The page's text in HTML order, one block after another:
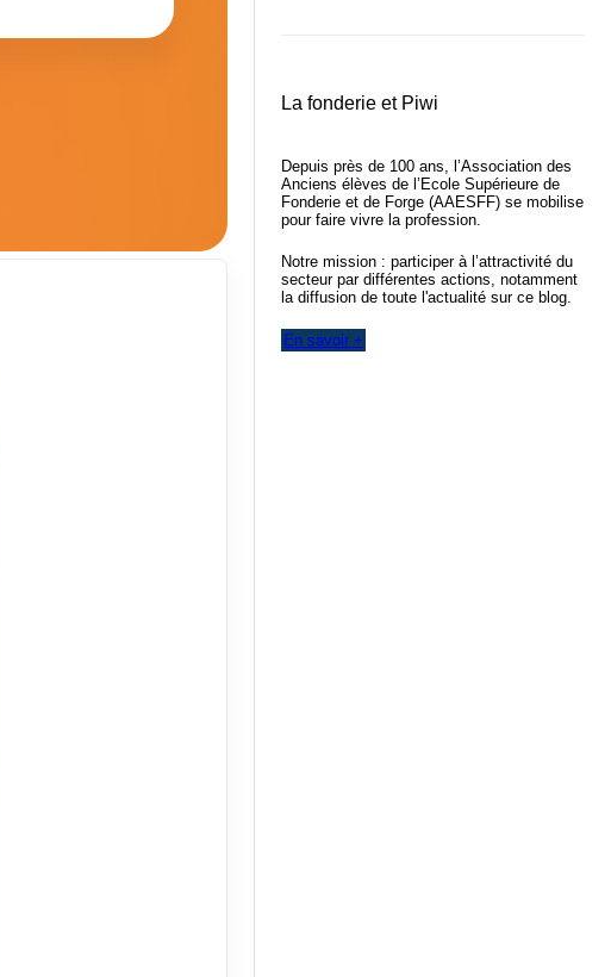
La fonderie et Piwi
Depuis près de 100 ans, l’Association des
Anciens élèves de l’Ecole Supérieure de
Fonderie et de Forge (AAESFF) se mobilise
pour faire vivre la profession.
Notre mission : participer à l’attractivité du
secteur par différentes actions, notamment
la diffusion de toute l'actualité sur ce blog.
En savoir +